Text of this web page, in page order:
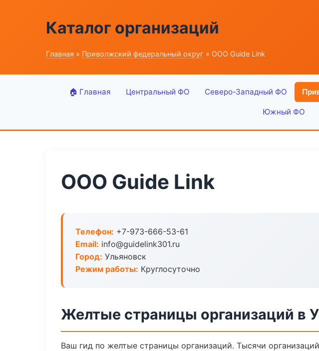
Каталог организаций
Главная » Приволжский федеральный округ » ООО Guide Link
🏠 Главная Центральный ФО Северо-Западный ФО
Южный ФО
ООО Guide Link
Телефон: +7-973-666-53-61
Email: info@guidelink301.ru
Город: Ульяновск
Режим работы: Круглосуточно
Желтые страницы организаций в
Ваш гид по желтые страницы организаций. Тысячи